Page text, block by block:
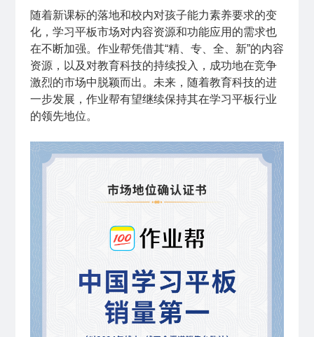
随着新课标的落地和校内对孩子能力素养要求的变
化，学习平板市场对内容资源和功能应用的需求也
在不断加强。作业帮凭借其“精、专、全、新”的内容
资源，以及对教育科技的持续投入，成功地在竞争
激烈的市场中脱颖而出。未来，随着教育科技的进
一步发展，作业帮有望继续保持其在学习平板行业
的领先地位。